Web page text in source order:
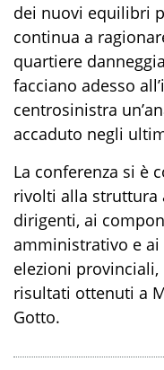
dei nuovi equilibri
continua a
quartiere
facciano adesso
centrosinistra
accaduto negli
La conferenza si è
rivolti alla struttura
dirigenti, ai
amministrativo e
elezioni
risultati ottenuti a
Gotto.